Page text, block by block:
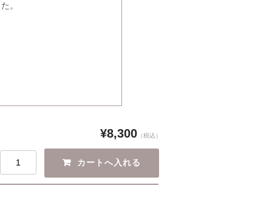
。
¥8,300 （税込）